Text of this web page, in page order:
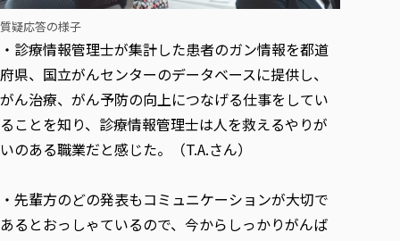
質疑応答の様子
・診療情報管理士が集計した患者のガン情報を都道
府県、国立がんセンターのデータベースに提供し、
がん治療、がん予防の向上につなげる仕事をしてい
ることを知り、診療情報管理士は人を救えるやりが
いのある職業だと感じた。（T.A.さん）
・先輩方のどの発表もコミュニケーションが大切で
あるとおっしゃているので、今からしっかりがんば